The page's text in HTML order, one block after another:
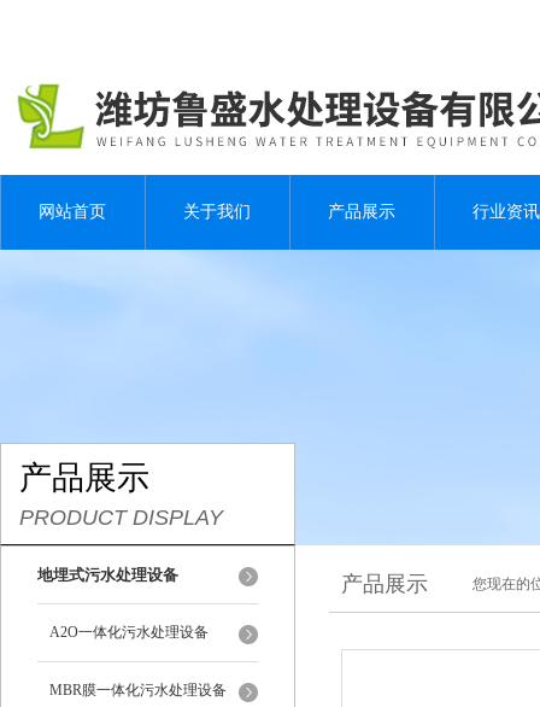
网站首页 关于我们 产品展示 行业资讯
产品展示
PRODUCT DISPLAY
地埋式污水处理设备
A2O一体化污水处理设备
MBR膜一体化污水处理设备
产品展示 您现在的